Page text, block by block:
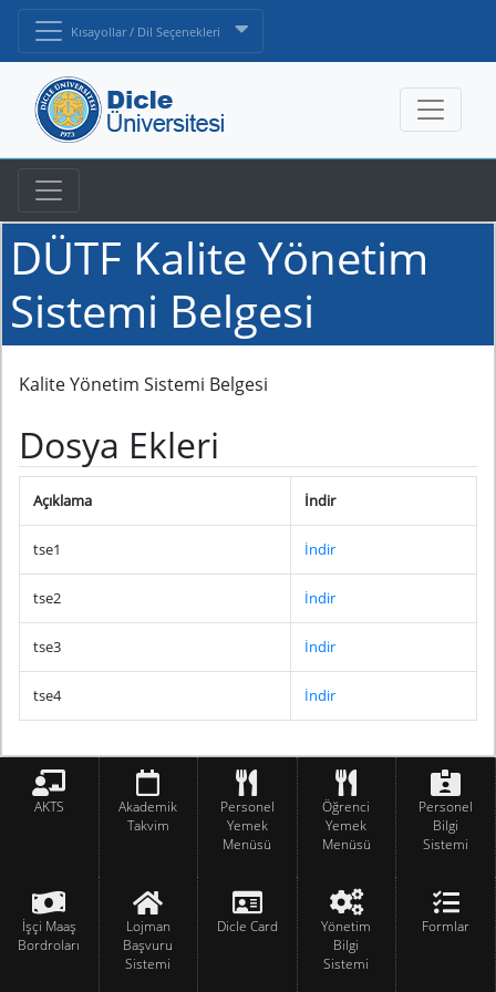
Kısayollar / Dil Seçenekleri
DÜTF Kalite Yönetim
Sistemi Belgesi
Kalite Yönetim Sistemi Belgesi
Dosya Ekleri
Açıklama İndir
tse1 İndir
tse2 İndir
tse3 İndir
tse4 İndir
AKTS
Akademik
Takvim
Personel
Yemek
Menüsü
Öğrenci
Yemek
Menüsü
Personel
Bilgi
Sistemi
İşçi Maaş
Bordroları
Lojman
Başvuru
Sistemi
Dicle Card
Yönetim
Bilgi
Sistemi
Formlar